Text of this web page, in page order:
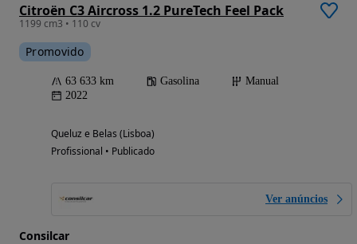
Citroën C3 Aircross 1.2 PureTech Feel Pack
1199 cm3 • 110 cv
Promovido
63 633 km Gasolina
Manual
2022
Queluz e Belas (Lisboa)
Profissional • Publicado
Ver anúncios
Consilcar